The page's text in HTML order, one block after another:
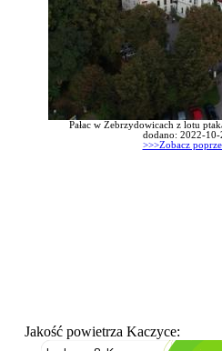
Pałac w Zebrzydowicach z lotu
dodano: 2022-
>>>Zobacz
Jakość powietrza Kaczyce: